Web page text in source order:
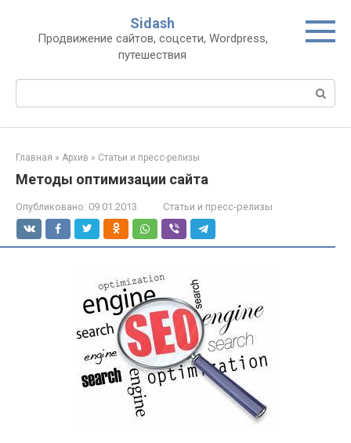
контенту
Sidash
Продвижение сайтов, соцсети, Wordpress,
путешествия
Главная » Архив » Статьи и пресс-релизы
Методы оптимизации сайта
Опубликовано: 09.01.2013 Статьи и пресс-релизы